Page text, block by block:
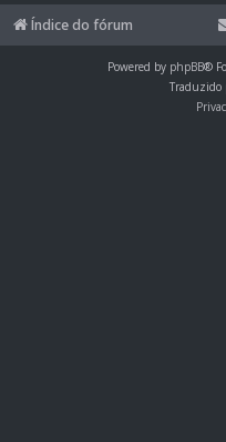
Índice do fórum
Powered by phpBB®
Traduzido